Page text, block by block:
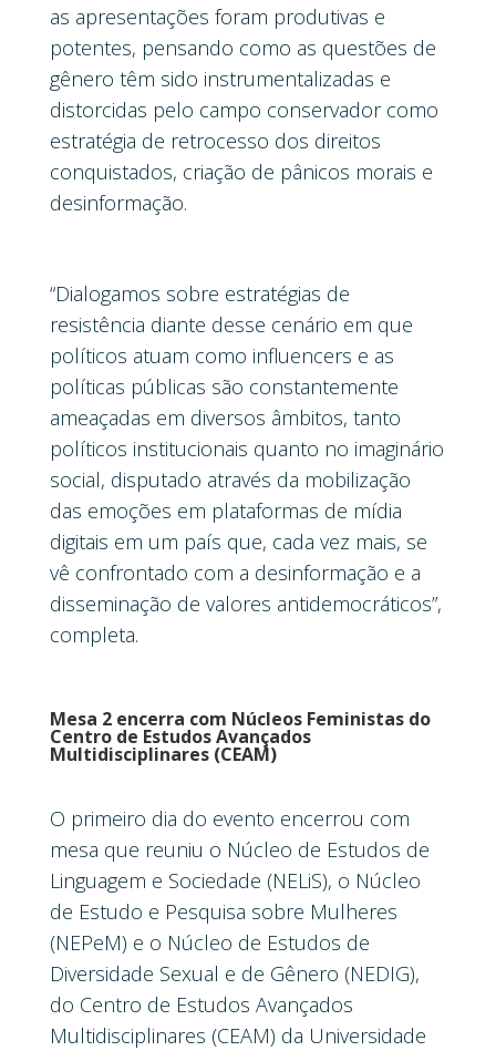
as apresentações foram produtivas e
potentes, pensando como as questões de
gênero têm sido instrumentalizadas e
distorcidas pelo campo conservador como
estratégia de retrocesso dos direitos
conquistados, criação de pânicos morais e
desinformação.
“Dialogamos sobre estratégias de
resistência diante desse cenário em que
políticos atuam como influencers e as
políticas públicas são constantemente
ameaçadas em diversos âmbitos, tanto
políticos institucionais quanto no imaginário
social, disputado através da mobilização
das emoções em plataformas de mídia
digitais em um país que, cada vez mais, se
vê confrontado com a desinformação e a
disseminação de valores antidemocráticos”,
completa.
Mesa 2 encerra com Núcleos Feministas do
Centro de Estudos Avançados
Multidisciplinares (CEAM)
O primeiro dia do evento encerrou com
mesa que reuniu o Núcleo de Estudos de
Linguagem e Sociedade (NELiS), o Núcleo
de Estudo e Pesquisa sobre Mulheres
(NEPeM) e o Núcleo de Estudos de
Diversidade Sexual e de Gênero (NEDIG),
do Centro de Estudos Avançados
Multidisciplinares (CEAM) da Universidade